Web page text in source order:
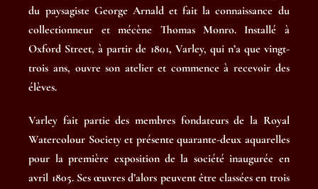
du paysagiste George Arnald et fait la connaissance du
collectionneur et mécène Thomas Monro. Installé à
Oxford Street, à partir de 1801, Varley, qui n’a que vingt-
trois ans, ouvre son atelier et commence à recevoir des
élèves.
Varley fait partie des membres fondateurs de la Royal
Watercolour Society et présente quarante-deux aquarelles
pour la première exposition de la société inaugurée en
avril 1805. Ses œuvres d’alors peuvent être classées en trois